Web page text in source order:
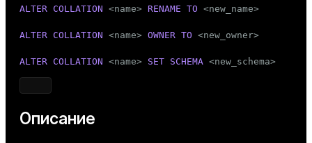
Тема
Темная Светлая Сепия
ALTER COLLATION <name> RENAME TO <new_name>
ALTER COLLATION <name> OWNER TO <new_owner>
ALTER COLLATION <name> SET SCHEMA <new_schema>
Описание